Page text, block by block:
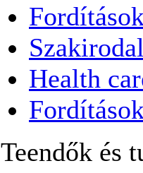
Health
Teendők és